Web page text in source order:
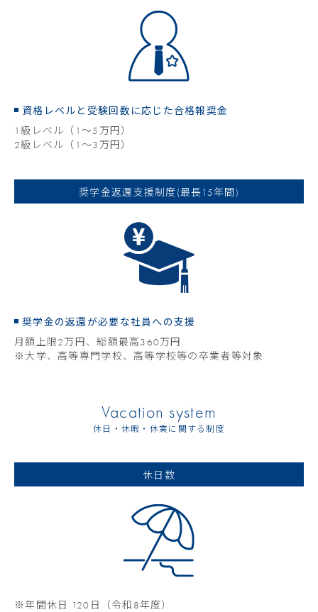
資格レベルと受験回数に応じた合格報奨金
1級レベル（1～5万円）
2級レベル（1～3万円）
奨学金返還支援制度(最長15年間)
奨学金の返還が必要な社員への支援
月額上限2万円、総額最高360万円
※大学、高等専門学校、高等学校等の卒業者等対象
Vacation system
休日・休暇・休業に関する制度
休日数
※年間休日 120日（令和8年度）